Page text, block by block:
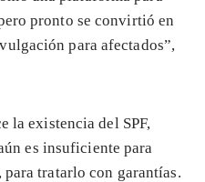
pronto se convirtió en
para afectados”,
la existencia del SPF,
es insuficiente para
tratarlo con garantías.